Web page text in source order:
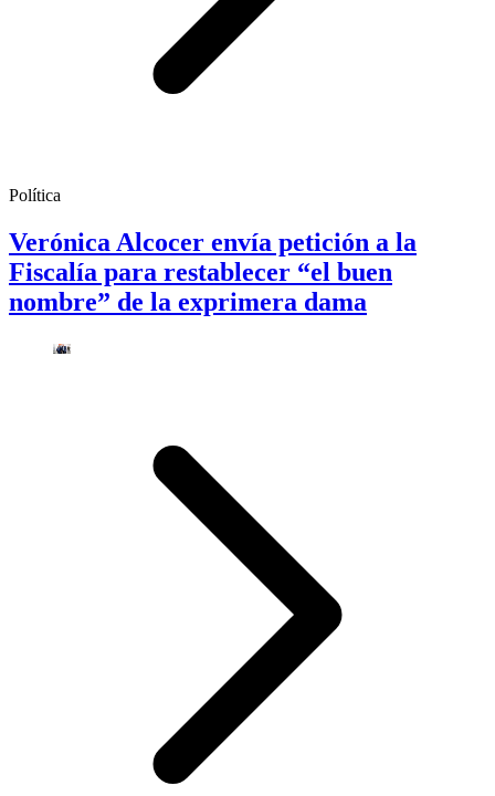
Política
Verónica Alcocer envía petición a la
Fiscalía para restablecer “el buen
nombre” de la exprimera dama